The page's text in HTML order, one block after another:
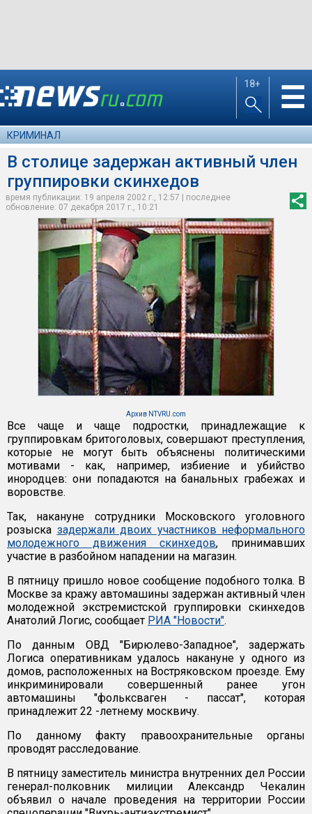
18+ ☰
КРИМИНАЛ
В столице задержан активный член
группировки скинхедов
время публикации: 19 апреля 2002 г., 12:57 | последнее
обновление: 07 декабря 2017 г., 10:21
Архив NTVRU.com
Все чаще и чаще подростки, принадлежащие к
группировкам бритоголовых, совершают преступления,
которые не могут быть объяснены политическими
мотивами - как, например, избиение и убийство
инородцев: они попадаются на банальных грабежах и
воровстве.
Так, накануне сотрудники Московского уголовного
розыска задержали двоих участников неформального
молодежного движения скинхедов, принимавших
участие в разбойном нападении на магазин.
В пятницу пришло новое сообщение подобного толка. В
Москве за кражу автомашины задержан активный член
молодежной экстремистской группировки скинхедов
Анатолий Логис, сообщает РИА "Новости".
По данным ОВД "Бирюлево-Западное", задержать
Логиса оперативникам удалось накануне у одного из
домов, расположенных на Востряковском проезде. Ему
инкриминировали совершенный ранее угон
автомашины "фольксваген - пассат", которая
принадлежит 22 -летнему москвичу.
По данному факту правоохранительные органы
проводят расследование.
В пятницу заместитель министра внутренних дел России
генерал-полковник милиции Александр Чекалин
объявил о начале проведения на территории России